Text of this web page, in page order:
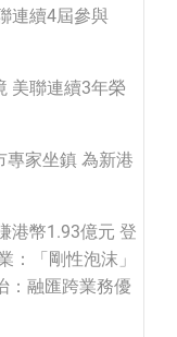
連續4屆參與
美聯連續3年榮
專家坐鎮 為新港
港幣1.93億元 登
：「剛性泡沫」
：融匯跨業務優